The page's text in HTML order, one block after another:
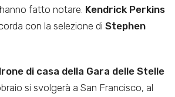
fatto notare. Kendrick Perkins
con la selezione di Stephen
di casa della Gara delle Stelle
si svolgerà a San Francisco, al